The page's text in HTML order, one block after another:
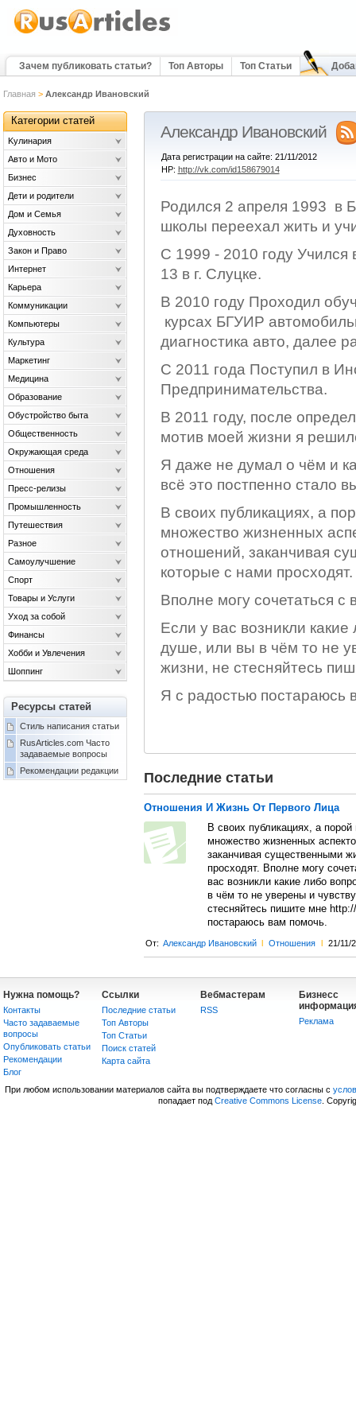
Зачем публиковать статьи? Топ Авторы Топ Статьи
Главная > Александр Ивановский
Александр Ивановский
Дата регистрации на сайте: 21/11/2012
HP: http://vk.com/id158679014
Родился 2 апреля 1993 в
школы переехал жить и
С 1999 - 2010 году
13 в г. Слуцке.
В 2010 году Проходил
курсах БГУИР
диагностика авто, далее
С 2011 года Поступил в
Предпринимательства.
В 2011 году, после
мотив моей жизни я
Я даже не думал о чём и
всё это постпенно стало
В своих публикациях, а
множество жизненных
отношений, заканчивая
которые с нами просходят.
Вполне могу сочетаться с
Если у вас возникли
душе, или вы в чём то не
жизни, не стесняйтесь
Я с радостью постараюсь
Последние статьи
Отношения И Жизнь От Первого Лица
В своих публикациях, а
множество жизненных
заканчивая существенными
просходят. Вполне могу
вас возникли какие либо
в чём то не уверены и
стесняйтесь пишите мне
постараюсь вам помочь.
От: Александр Ивановский l Отношения l 21/11/
Категории статей
Kулинария
Авто и Мото
Бизнес
Дети и родители
Дом и Семья
Духовность
Закон и Право
Интернет
Карьера
Коммуникации
Компьютеры
Культура
Маркетинг
Медицина
Образование
Обустройство быта
Общественность
Окружающая среда
Отношения
Пресс-релизы
Промышленность
Путешествия
Разное
Самоулучшение
Спорт
Товары и Услуги
Уход за собой
Финансы
Хобби и Увлечения
Шоппинг
Ресурсы статей
Стиль написания статьи
RusArticles.com Часто
задаваемые вопросы
Рекомендации редакции
Нужна помощь?
Контакты
Часто задаваемые
вопросы
Опубликовать статьи
Рекомендации
Блог
Ссылки
Последние статьи
Топ Авторы
Топ Статьи
Поиск статей
Карта сайта
Вебмастерам
RSS
Бизнесс
Реклама
При любом использовании материалов сайта вы подтверждаете что согласны с
попадает под Creative Commons License.